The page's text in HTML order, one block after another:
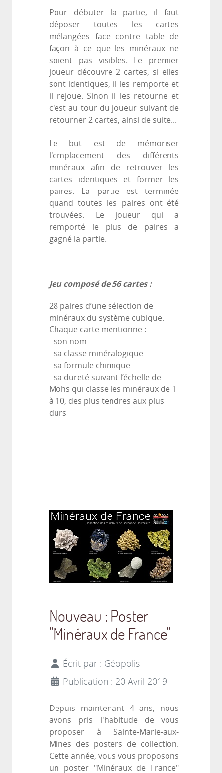
Pour débuter la partie, il faut
déposer toutes les cartes
mélangées face contre table de
façon à ce que les minéraux ne
soient pas visibles. Le premier
joueur découvre 2 cartes, si elles
sont identiques, il les remporte et
il rejoue. Sinon il les retourne et
c'est au tour du joueur suivant de
retourner 2 cartes, ainsi de suite...
Le but est de mémoriser
l'emplacement des différents
minéraux afin de retrouver les
cartes identiques et former les
paires. La partie est terminée
quand toutes les paires ont été
trouvées. Le joueur qui a
remporté le plus de paires a
gagné la partie.
Jeu composé de 56 cartes :
28 paires d’une sélection de
minéraux du système cubique.
Chaque carte mentionne :
- son nom
- sa classe minéralogique
- sa formule chimique
- sa dureté suivant l’échelle de
Mohs qui classe les minéraux de 1
à 10, des plus tendres aux plus
durs
Nouveau : Poster
"Minéraux de France"
Écrit par : Géopolis
Publication : 20 Avril 2019
Depuis maintenant 4 ans, nous
avons pris l'habitude de vous
proposer à Sainte-Marie-aux-
Mines des posters de collection.
Cette année, vous vous proposons
un poster "Minéraux de France"